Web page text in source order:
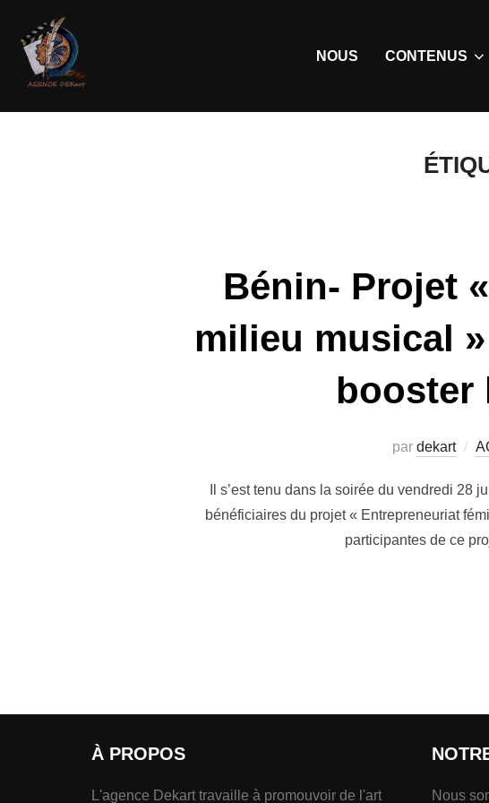
NOUS CONTENUS
Bénin- Projet
milieu musical
booster
par dekart
Il s’est tenu dans la soirée du vendredi
bénéficiaires du projet « Entrepreneuriat
participantes de ce
À PROPOS
L'agence Dekart travaille à promouvoir de l'art Nous